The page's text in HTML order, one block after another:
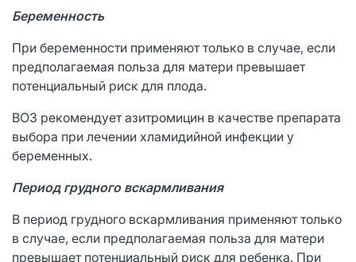
Беременность
При беременности применяют только в случае, если
предполагаемая польза для матери превышает
потенциальный риск для плода.
ВОЗ рекомендует азитромицин в качестве препарата
выбора при лечении хламидийной инфекции у
беременных.
Период грудного вскармливания
В период грудного вскармливания применяют только
в случае, если предполагаемая польза для матери
превышает потенциальный риск для ребенка. При